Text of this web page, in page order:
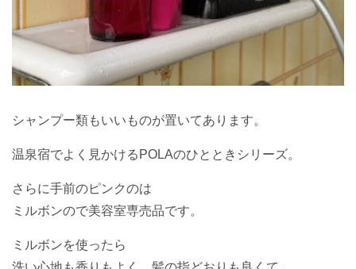
シャンプー類もいいものが置いてあります。
温泉宿でよく見かけるPOLAのひとときシリーズ。
さらに手前のピンクのは
ミルボンので美容室専売品です。
ミルボンを使ったら